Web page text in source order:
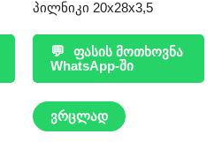
პილნიკი 20x28x3,5
💬
ფასის მოთხოვნა
WhatsApp-ში
ვრცლად